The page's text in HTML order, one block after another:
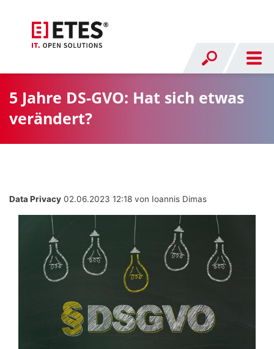
5 Jahre DS-GVO: Hat sich etwas
verändert?
Data Privacy 02.06.2023 12:18 von Ioannis Dimas